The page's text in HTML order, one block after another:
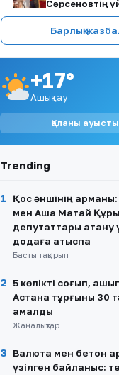
Сәрсеновтің
жағдайы жоқ
7
Қазақстанда
8
Айгүл
Жорабаеваның
тойына неге
түсіндірді
министрі
10
Ақмола
несиелермен
жасаған 21
шықты
Барлық
+17°
Ашықтау
Қаланы
Trending
1
Қос әншінің
мен Аша Матай
депутаттары атану
додаға қатыспақ
Басты тақырып
2
5 көлікті соғып,
Астана тұрғыны 30
қамалды
Жаңалықтар
3
Валюта мен бетон
үзілген байланыс: